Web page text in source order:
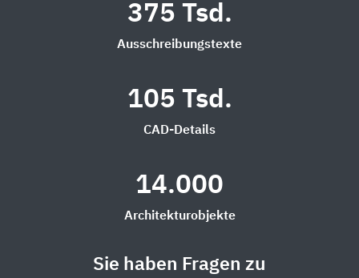
375 Tsd.
Ausschreibungstexte
105 Tsd.
CAD-Details
14.000
Architekturobjekte
Sie haben Fragen zu